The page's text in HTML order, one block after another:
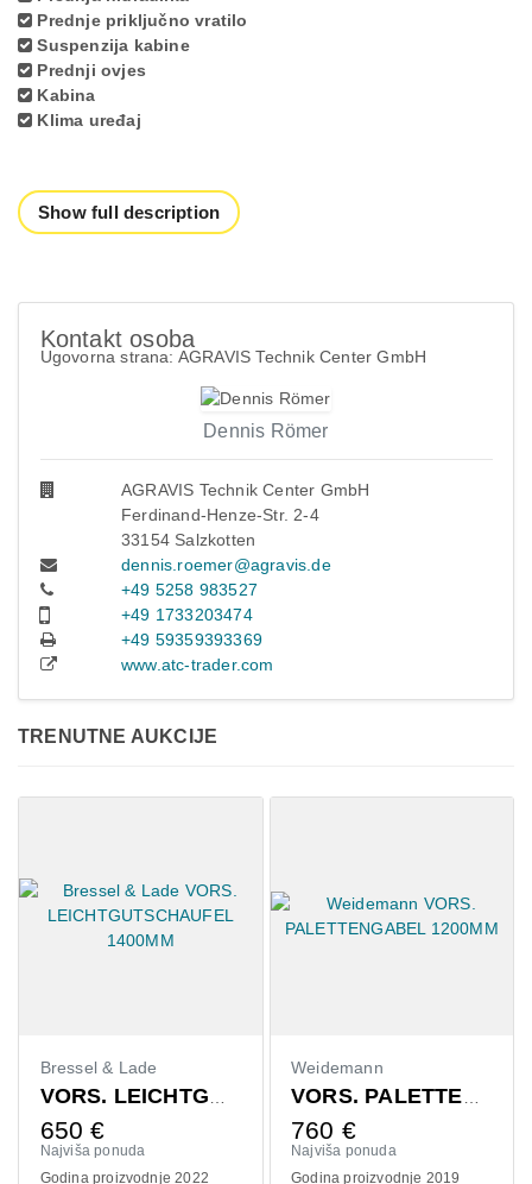
Prednje priključno vratilo
Suspenzija kabine
Prednji ovjes
Kabina
Klima uređaj
Show full description
Kontakt osoba
Ugovorna strana: AGRAVIS Technik Center GmbH
Dennis Römer
AGRAVIS Technik Center GmbH
Ferdinand-Henze-Str. 2-4
33154 Salzkotten
dennis.roemer@agravis.de
+49 5258 983527
+49 1733203474
+49 59359393369
www.atc-trader.com
TRENUTNE AUKCIJE
& Lade
VORS. LEICHTGUTSCHAUFEL 1400MM
€
ponuda
proizvodnje 2022
Weidemann
VORS. PALETTENGABEL 1200MM
€
Najviša ponuda
Godina proizvodnje 2019